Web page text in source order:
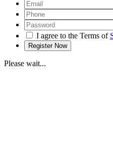
I agree to the Terms of
Please wait...